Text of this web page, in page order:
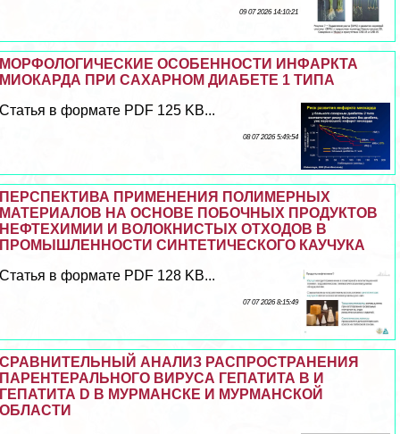
09 07 2026 14:10:21
МОРФОЛОГИЧЕСКИЕ ОСОБЕННОСТИ ИНФАРКТА
МИОКАРДА ПРИ САХАРНОМ ДИАБЕТЕ 1 ТИПА
Статья в формате PDF 125 KB...
08 07 2026 5:49:54
ПЕРСПЕКТИВА ПРИМЕНЕНИЯ ПОЛИМЕРНЫХ
МАТЕРИАЛОВ НА ОСНОВЕ ПОБОЧНЫХ ПРОДУКТОВ
НЕФТЕХИМИИ И ВОЛОКНИСТЫХ ОТХОДОВ В
ПРОМЫШЛЕННОСТИ СИНТЕТИЧЕСКОГО КАУЧУКА
Статья в формате PDF 128 KB...
07 07 2026 8:15:49
СРАВНИТЕЛЬНЫЙ АНАЛИЗ РАСПРОСТРАНЕНИЯ
ПАРЕНТЕРАЛЬНОГО ВИРУСА ГЕПАТИТА В И
ГЕПАТИТА D В МУРМАНСКЕ И МУРМАНСКОЙ
ОБЛАСТИ